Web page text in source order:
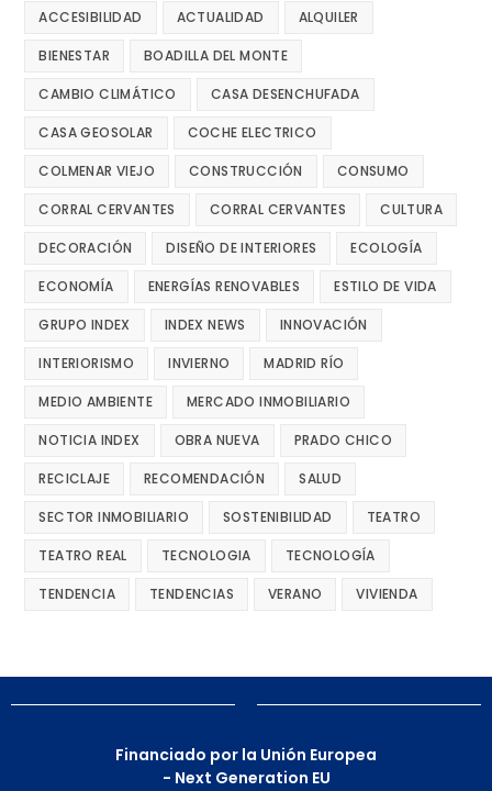
ACCESIBILIDAD ACTUALIDAD ALQUILER
BIENESTAR BOADILLA DEL MONTE
CAMBIO CLIMÁTICO CASA DESENCHUFADA
CASA GEOSOLAR COCHE ELECTRICO
COLMENAR VIEJO CONSTRUCCIÓN CONSUMO
CORRAL CERVANTES CORRAL CERVANTES CULTURA
DECORACIÓN DISEÑO DE INTERIORES ECOLOGÍA
ECONOMÍA ENERGÍAS RENOVABLES ESTILO DE VIDA
GRUPO INDEX INDEX NEWS INNOVACIÓN
INTERIORISMO INVIERNO MADRID RÍO
MEDIO AMBIENTE MERCADO INMOBILIARIO
NOTICIA INDEX OBRA NUEVA PRADO CHICO
RECICLAJE RECOMENDACIÓN SALUD
SECTOR INMOBILIARIO SOSTENIBILIDAD TEATRO
TEATRO REAL TECNOLOGIA TECNOLOGÍA
TENDENCIA TENDENCIAS VERANO VIVIENDA
Financiado por la Unión Europea
- Next Generation EU